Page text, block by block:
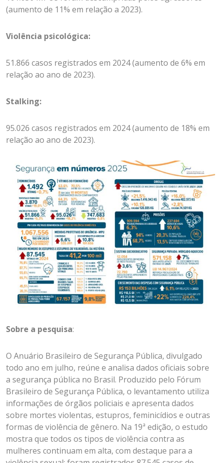
(aumento de 11% em relação a 2023).
Violência psicológica:
51.866 casos registrados em 2024 (aumento de 6% em
relação ao ano de 2023).
Stalking:
95.026 casos registrados em 2024 (aumento de 18% em
relação ao ano de 2023).
Sobre a pesquisa:
O Anuário Brasileiro de Segurança Pública, divulgado
todo ano em julho, reúne e analisa dados oficiais sobre
a segurança pública no Brasil. Produzido pelo Fórum
Brasileiro de Segurança Pública, o levantamento utiliza
informações de órgãos policiais e apresenta dados
sobre mortes violentas, estupros, feminicídios e outras
formas de violência de gênero. Na 19ª edição, o estudo
mostra que todos os tipos de violência contra as
mulheres continuam em alta, com destaque para a